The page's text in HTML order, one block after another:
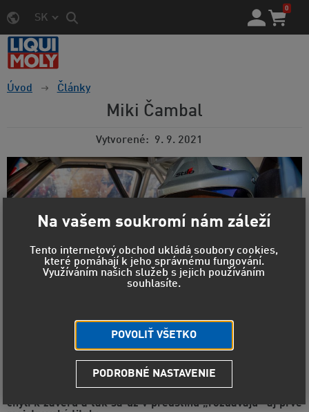
SK
0
Úvod Články
Miki Čambal
Vytvorené 9. 9. 2021
chýli k záveru a tak sa už v predstihu „rozdávajú“ aj prvé
Na vašem soukromí nám záleží
Tento internetový obchod ukládá soubory cookies,
které pomáhají k jeho správnému fungování.
Využíváním našich služeb s jejich používáním
souhlasíte.
POVOLIŤ VŠETKO
PODROBNÉ NASTAVENIE